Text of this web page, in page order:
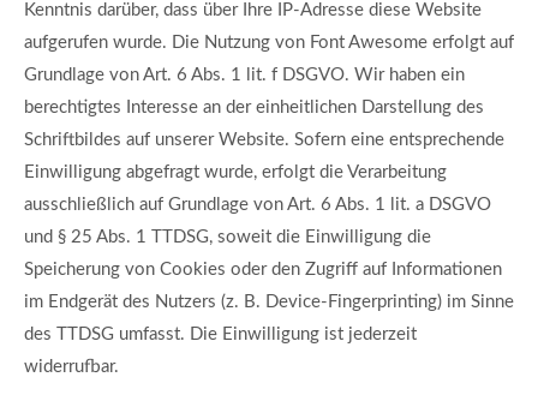
Kenntnis darüber, dass über Ihre IP-Adresse diese Website
aufgerufen wurde. Die Nutzung von Font Awesome erfolgt auf
Grundlage von Art. 6 Abs. 1 lit. f DSGVO. Wir haben ein
berechtigtes Interesse an der einheitlichen Darstellung des
Schriftbildes auf unserer Website. Sofern eine entsprechende
Einwilligung abgefragt wurde, erfolgt die Verarbeitung
ausschließlich auf Grundlage von Art. 6 Abs. 1 lit. a DSGVO
und § 25 Abs. 1 TTDSG, soweit die Einwilligung die
Speicherung von Cookies oder den Zugriff auf Informationen
im Endgerät des Nutzers (z. B. Device-Fingerprinting) im Sinne
des TTDSG umfasst. Die Einwilligung ist jederzeit
widerrufbar.